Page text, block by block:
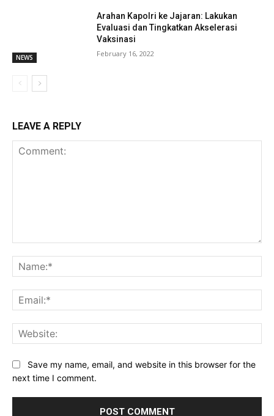
NEWS
Arahan Kapolri ke Jajaran: Lakukan
Evaluasi dan Tingkatkan Akselerasi
Vaksinasi
February 16, 2022
LEAVE A REPLY
Save my name, email, and website in this browser for the
next time I comment.